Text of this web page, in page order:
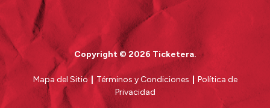
Copyright © 2026 Ticketera.
Mapa del Sitio | Términos y Condiciones
Política de
Privacidad